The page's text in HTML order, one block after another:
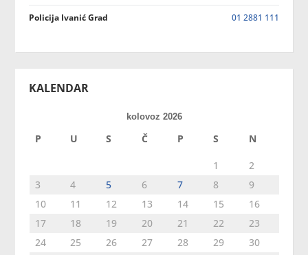
Policija Ivanić Grad 01 2881 111
KALENDAR
kolovoz 2026
P U S Č P S N
1
2
3
4 5 6 7 8
9
10
11 12 13 14 15
16
17
18 19 20 21 22
23
24
25 26 27 28 29
30